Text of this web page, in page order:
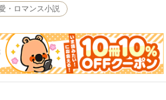
いしているらしい。思いきり大胆な一夜を
わ！
・ロマンス小説